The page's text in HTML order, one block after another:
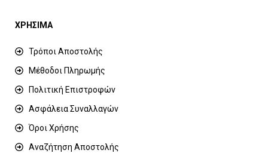
ΧΡΗΣΙΜΑ
Τρόποι Αποστολής
Μέθοδοι Πληρωμής
Πολιτική Επιστροφών
Ασφάλεια Συναλλαγών
Όροι Χρήσης
Αναζήτηση Αποστολής